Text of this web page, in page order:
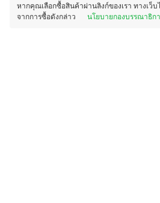
หากคุณเลือกซื้อสินค้าผ่านลิงก์ของเรา ทางเว็
จากการซื้อดังกล่าว
นโยบายกองบรรณาธิก